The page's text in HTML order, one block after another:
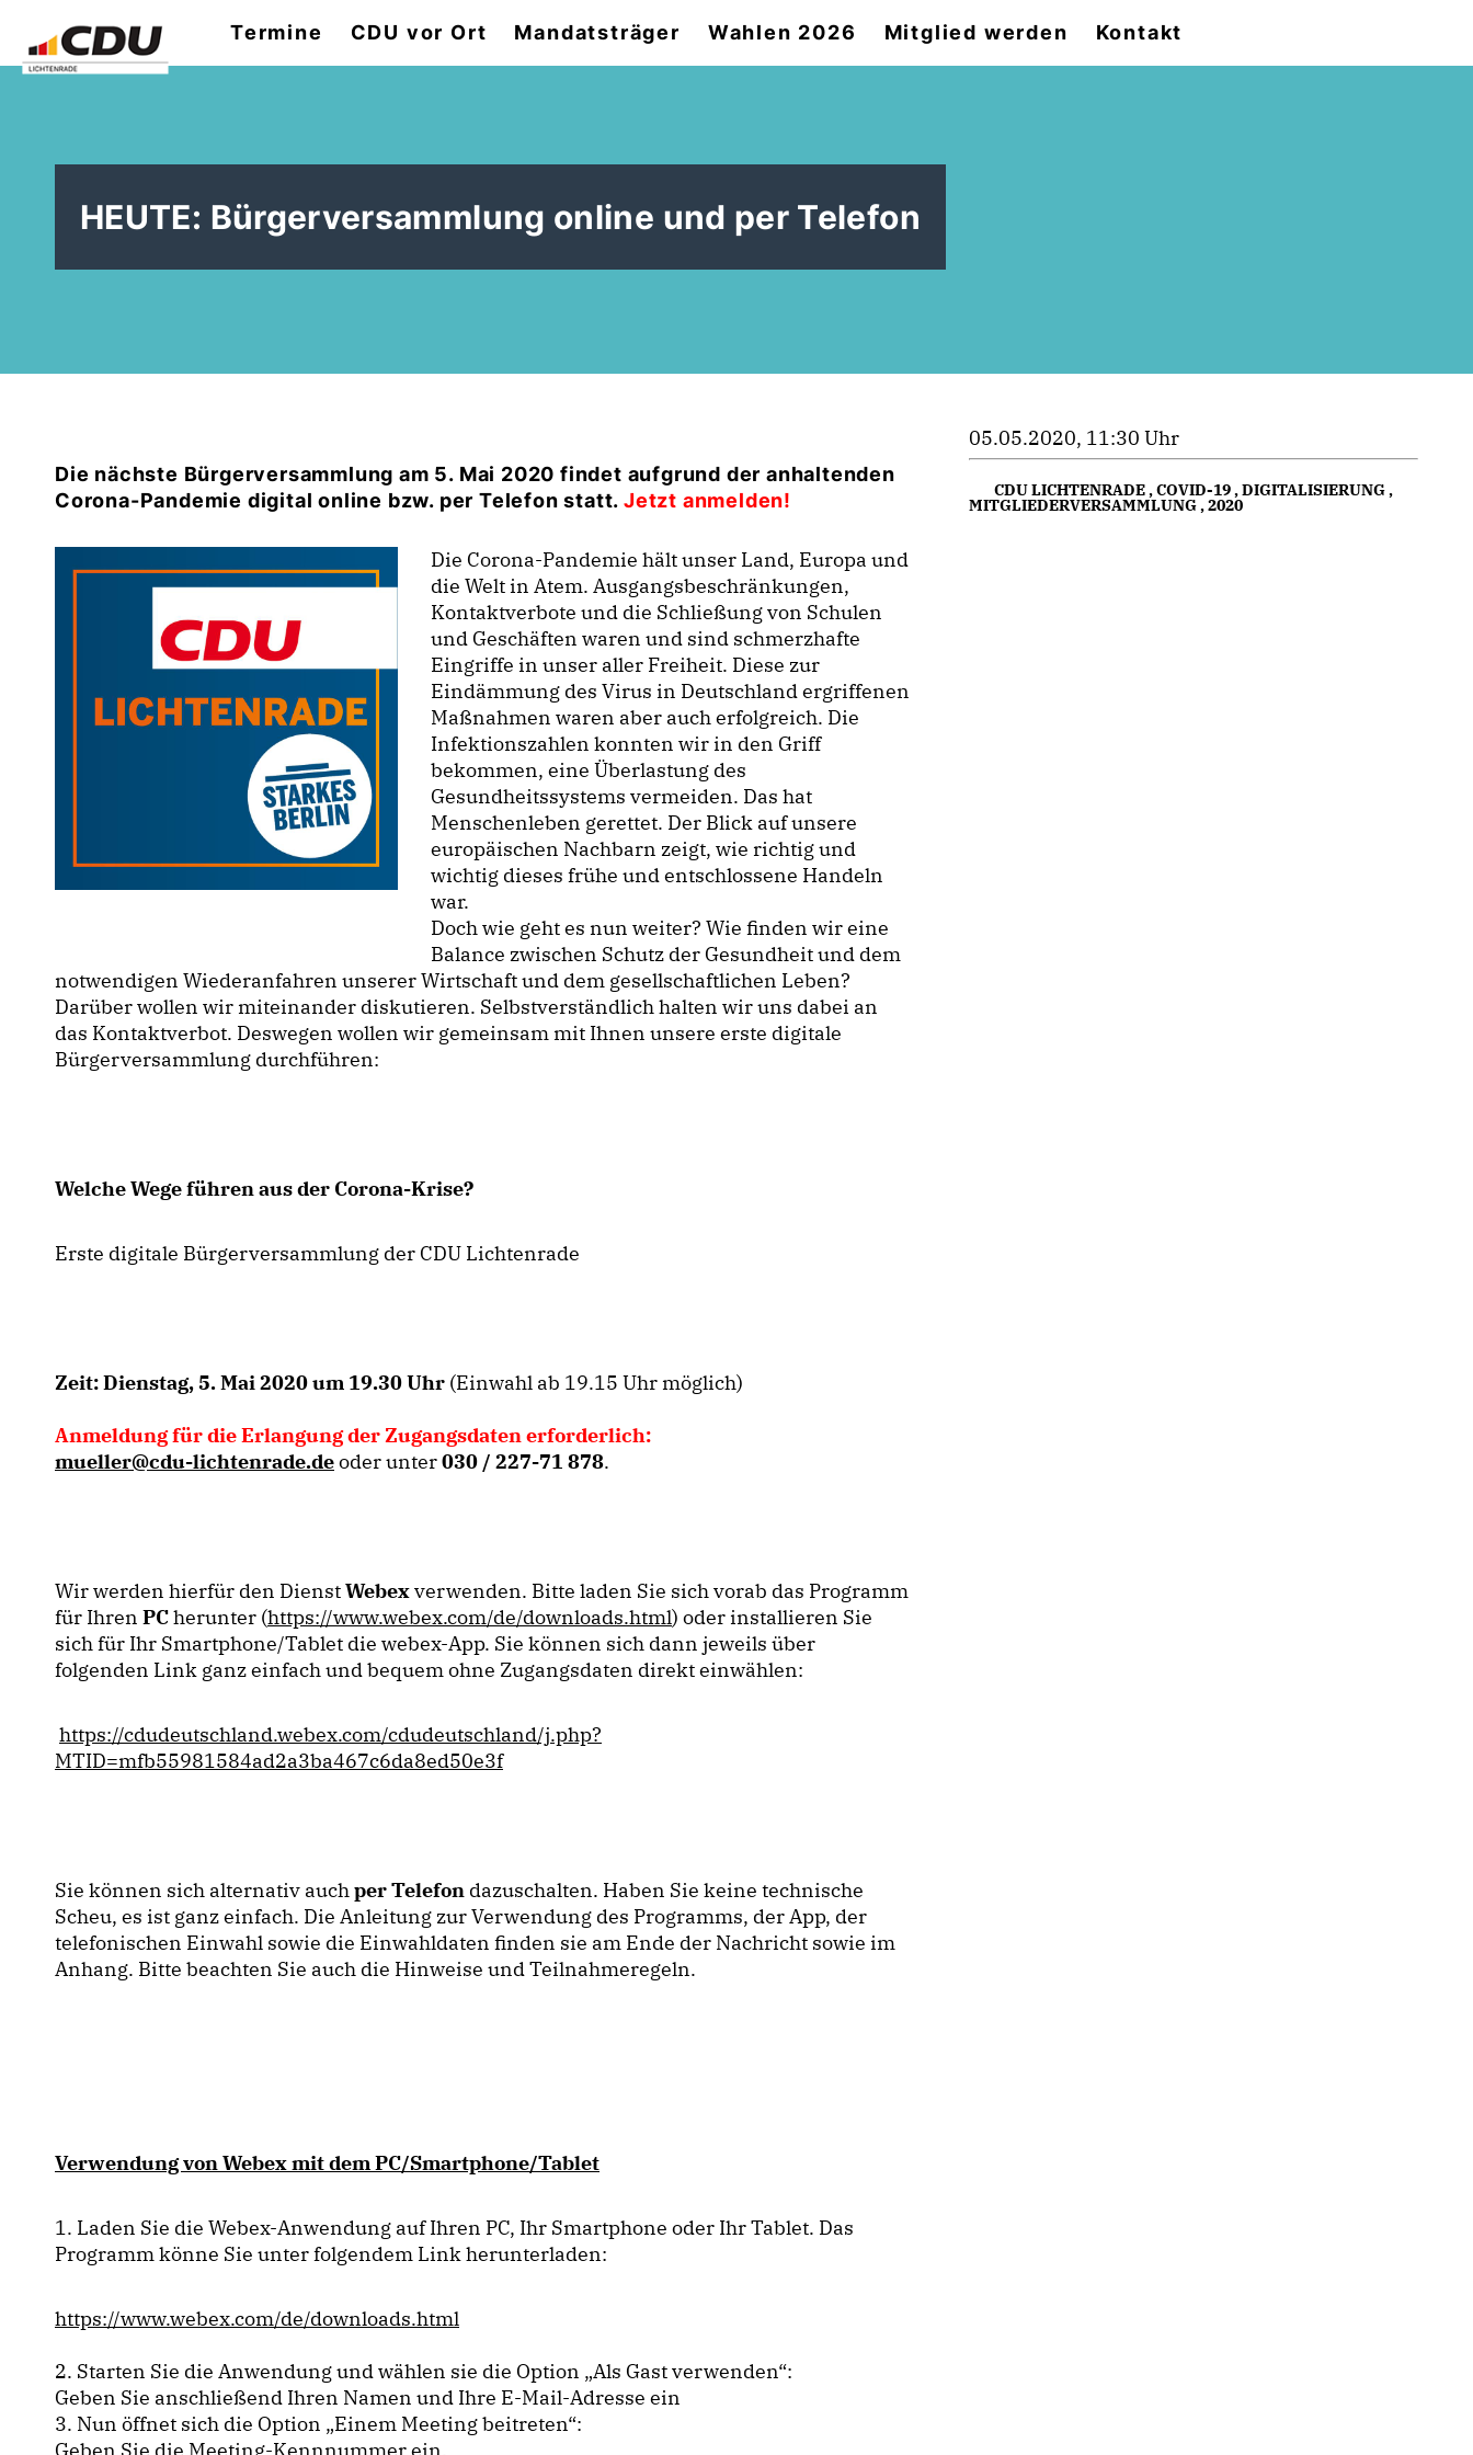
Termine CDU vor Ort Mandatsträger Wahlen 2026 Mitglied werden Kontakt
HEUTE: Bürgerversammlung online und per Telefon
Die nächste Bürgerversammlung am 5. Mai 2020 findet aufgrund der anhaltenden
Corona-Pandemie digitalonline bzw. perTelefonstatt.Jetzt anmelden!
Die Corona-Pandemie hält unser Land, Europa und
die Welt in Atem. Ausgangsbeschränkungen,
Kontaktverbote und die Schließung von Schulen
und Geschäften waren und sind schmerzhafte
Eingriffe in unser aller Freiheit. Diese zur
Eindämmung des Virus in Deutschland ergriffenen
Maßnahmen waren aber auch erfolgreich. Die
Infektionszahlen konnten wir in den Griff
bekommen, eine Überlastung des
Gesundheitssystems vermeiden. Das hat
Menschenleben gerettet. Der Blick auf unsere
europäischen Nachbarn zeigt, wie richtig und
wichtig dieses frühe und entschlossene Handeln
war.
Doch wie geht es nun weiter? Wie finden wir eine
Balance zwischen Schutz der Gesundheit und dem
notwendigen Wiederanfahren unserer Wirtschaft und dem gesellschaftlichen Leben?
Darüber wollen wir miteinander diskutieren. Selbstverständlich halten wir uns dabei an
das Kontaktverbot. Deswegen wollen wir gemeinsam mit Ihnen unsere erste digitale
Bürgerversammlung durchführen:
Welche Wege führen aus der Corona-Krise?
Erste digitale Bürgerversammlung der CDU Lichtenrade
Zeit: Dienstag, 5. Mai 2020 um 19.30 Uhr (Einwahl ab 19.15 Uhr möglich)
Anmeldung für die Erlangung der Zugangsdaten erforderlich:
mueller@cdu-lichtenrade.deoder unter030 / 227-71 878.
Wir werden hierfür den DienstWebexverwenden. Bitte laden Sie sich vorab das Programm
für Ihren PCherunter (https://www.webex.com/de/downloads.html) oder installieren Sie
sich für Ihr Smartphone/Tablet die webex-App. Sie können sich dann jeweils über
folgenden Link ganz einfach und bequem ohne Zugangsdaten direkt einwählen:
https://cdudeutschland.webex.com/cdudeutschland/j.php?
MTID=mfb55981584ad2a3ba467c6da8ed50e3f
Sie können sich alternativ auchper Telefon dazuschalten. Haben Sie keine technische
Scheu, es ist ganz einfach. Die Anleitung zur Verwendung des Programms, der App, der
telefonischen Einwahl sowie die Einwahldaten finden sie am Ende der Nachricht sowie im
Anhang. Bitte beachten Sie auch die Hinweise und Teilnahmeregeln.
Verwendung von Webex mit dem PC/Smartphone/Tablet
1. Laden Sie die Webex-Anwendung auf Ihren PC, Ihr Smartphone oder Ihr Tablet. Das
Programm könne Sie unter folgendem Link herunterladen:
https://www.webex.com/de/downloads.html
2. Starten Sie die Anwendung und wählen sie die Option „Als Gast verwenden“:
Geben Sie anschließend Ihren Namen und Ihre E-Mail-Adresse ein
3. Nun öffnet sich die Option „Einem Meeting beitreten“:
05.05.2020, 11:30 Uhr
CDU LICHTENRADE,COVID-19,DIGITALISIERUNG,
MITGLIEDERVERSAMMLUNG,2020